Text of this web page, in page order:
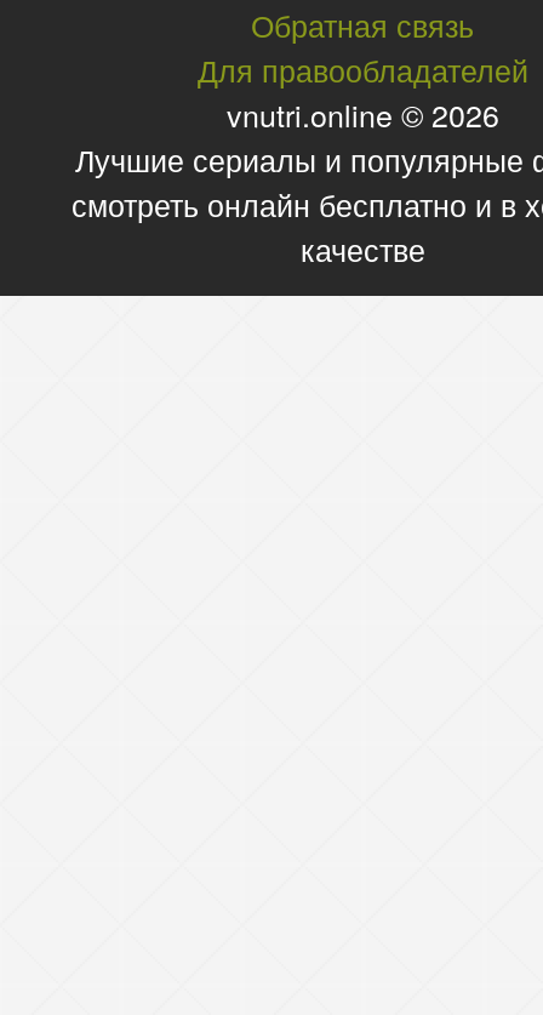
Обратная связь
Для правообладателей
vnutri.online © 2026
Лучшие сериалы и
смотреть онлайн бесплатно и в
качестве